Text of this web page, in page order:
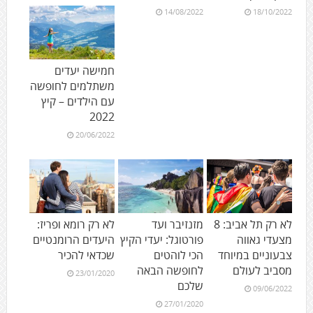
18/10/2022
14/08/2022
חמישה יעדים
משתלמים לחופשה
עם הילדים – קיץ
2022
20/06/2022
לא רק תל אביב: 8
מצעדי גאווה
צבעוניים במיוחד
מסביב לעולם
09/06/2022
מזנזיבר ועד
פורטוגל: יעדי הקיץ
הכי לוהטים
לחופשה הבאה
שלכם
27/01/2020
לא רק רומא ופריז:
היעדים הרומנטיים
שכדאי להכיר
23/01/2020